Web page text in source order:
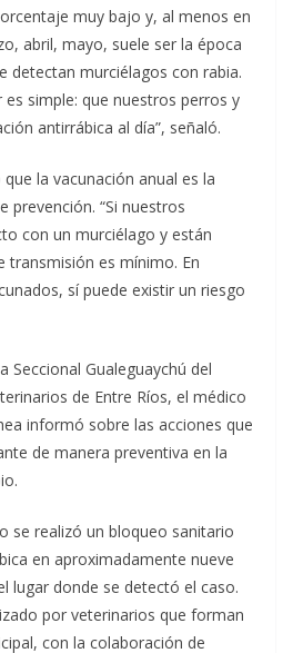
muy bajo y, al menos en
abril, mayo, suele ser la época
detectan murciélagos con rabia.
simple: que nuestros perros y
antirrábica al día”, señaló.
la vacunación anual es la
prevención. “Si nuestros
con un murciélago y están
transmisión es mínimo. En
sí puede existir un riesgo
Seccional Gualeguaychú del
de Entre Ríos, el médico
informó sobre las acciones que
de manera preventiva en la
se realizó un bloqueo sanitario
en aproximadamente nueve
lugar donde se detectó el caso.
por veterinarios que forman
con la colaboración de